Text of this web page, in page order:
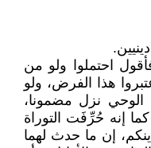
احتملوا ولو من
هذا الفرض، ولو
الوحي نزل مضمونا،
إنه حُرِّفَت التوراة
إن ما حدث لهما